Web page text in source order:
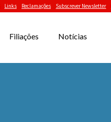
Links Reclamações Subscrever Newsletter
Filiações Notícias